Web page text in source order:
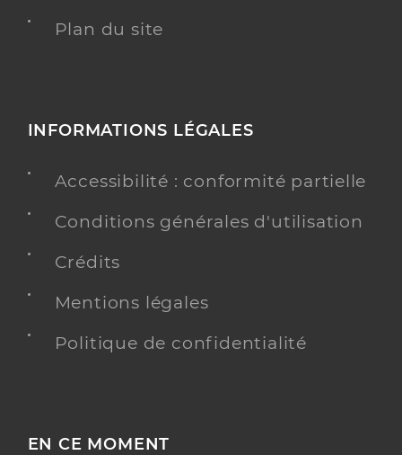
Plan du site
INFORMATIONS LÉGALES
Accessibilité : conformité partielle
Conditions générales d'utilisation
Crédits
Mentions légales
Politique de confidentialité
EN CE MOMENT